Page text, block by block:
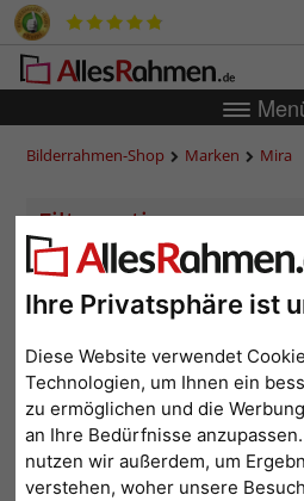
Ihre Privatsphäre ist
Diese Website verwendet
Technologien, um Ihnen ein
zu ermöglichen und die
an Ihre Bedürfnisse
nutzen wir außerdem, um
verstehen, woher unsere
Bilderrahmen-Shop Marken Mira
< 1 2 3 4 5 6
Beliebtheit Preis aufsteigend